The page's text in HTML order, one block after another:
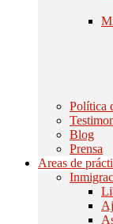
Política
Blog
Prensa
Areas de